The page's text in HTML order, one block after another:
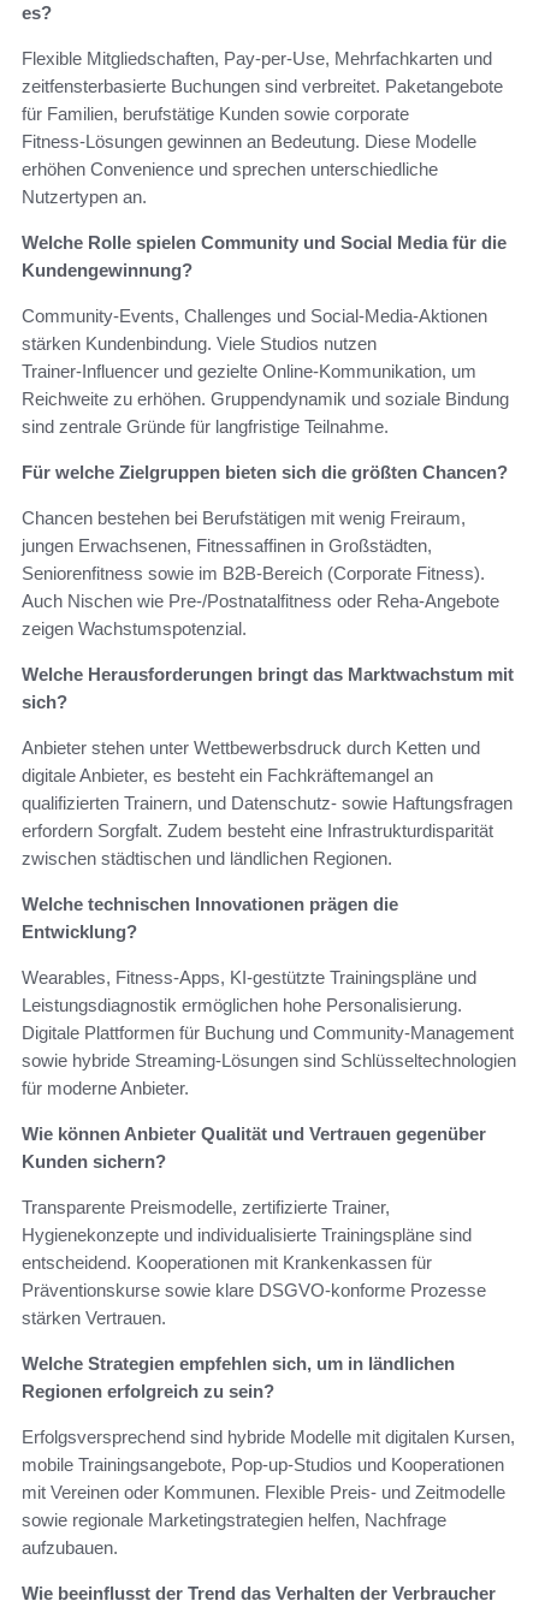
es?
Flexible Mitgliedschaften, Pay‑per‑Use, Mehrfachkarten und
zeitfensterbasierte Buchungen sind verbreitet. Paketangebote
für Familien, berufstätige Kunden sowie corporate
Fitness‑Lösungen gewinnen an Bedeutung. Diese Modelle
erhöhen Convenience und sprechen unterschiedliche
Nutzertypen an.
Welche Rolle spielen Community und Social Media für die
Kundengewinnung?
Community‑Events, Challenges und Social‑Media‑Aktionen
stärken Kundenbindung. Viele Studios nutzen
Trainer‑Influencer und gezielte Online‑Kommunikation, um
Reichweite zu erhöhen. Gruppendynamik und soziale Bindung
sind zentrale Gründe für langfristige Teilnahme.
Für welche Zielgruppen bieten sich die größten Chancen?
Chancen bestehen bei Berufstätigen mit wenig Freiraum,
jungen Erwachsenen, Fitnessaffinen in Großstädten,
Seniorenfitness sowie im B2B‑Bereich (Corporate Fitness).
Auch Nischen wie Pre‑/Postnatalfitness oder Reha‑Angebote
zeigen Wachstumspotenzial.
Welche Herausforderungen bringt das Marktwachstum mit
sich?
Anbieter stehen unter Wettbewerbsdruck durch Ketten und
digitale Anbieter, es besteht ein Fachkräftemangel an
qualifizierten Trainern, und Datenschutz- sowie Haftungsfragen
erfordern Sorgfalt. Zudem besteht eine Infrastrukturdisparität
zwischen städtischen und ländlichen Regionen.
Welche technischen Innovationen prägen die
Entwicklung?
Wearables, Fitness‑Apps, KI‑gestützte Trainingspläne und
Leistungsdiagnostik ermöglichen hohe Personalisierung.
Digitale Plattformen für Buchung und Community‑Management
sowie hybride Streaming‑Lösungen sind Schlüsseltechnologien
für moderne Anbieter.
Wie können Anbieter Qualität und Vertrauen gegenüber
Kunden sichern?
Transparente Preismodelle, zertifizierte Trainer,
Hygienekonzepte und individualisierte Trainingspläne sind
entscheidend. Kooperationen mit Krankenkassen für
Präventionskurse sowie klare DSGVO‑konforme Prozesse
stärken Vertrauen.
Welche Strategien empfehlen sich, um in ländlichen
Regionen erfolgreich zu sein?
Erfolgsversprechend sind hybride Modelle mit digitalen Kursen,
mobile Trainingsangebote, Pop‑up‑Studios und Kooperationen
mit Vereinen oder Kommunen. Flexible Preis- und Zeitmodelle
sowie regionale Marketingstrategien helfen, Nachfrage
aufzubauen.
Wie beeinflusst der Trend das Verhalten der Verbraucher